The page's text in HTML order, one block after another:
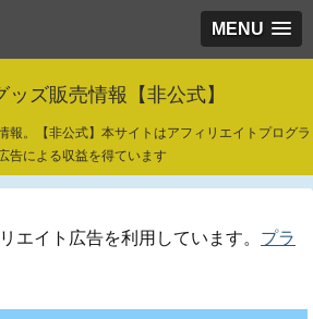
MENU
ッズ販売情報【非公式】
報。【非公式】本サイトはアフィリエイトプログラ
告による収益を得ています
エイト広告を利用しています。 プラ